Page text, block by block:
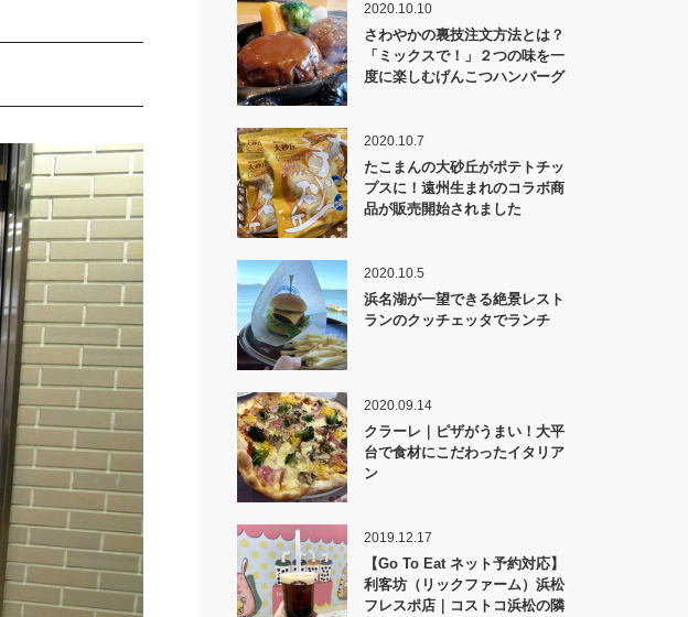
2020.10.10
さわやかの裏技注文方法とは？
「ミックスで！」２つの味を一
度に楽しむげんこつハンバーグ
2020.10.7
たこまんの大砂丘がポテトチッ
プスに！遠州生まれのコラボ商
品が販売開始されました
2020.10.5
浜名湖が一望できる絶景レスト
ランのクッチェッタでランチ
2020.09.14
クラーレ｜ピザがうまい！大平
台で食材にこだわったイタリア
ン
2019.12.17
【Go To Eat ネット予約対応】
利客坊（リックファーム）浜松
フレスポ店｜コストコ浜松の隣